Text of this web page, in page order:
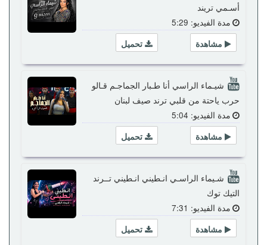
أسـمي تريند
مدة الفيديو: 5:29
تحميل
مشاهدة
شيـماء الراسي أنا طـبار الجماجـم قـالو
حرب ياحتة من قلبي ترند صيف لبنان
مدة الفيديو: 5:04
تحميل
مشاهدة
شـيماء الراسـي انـطيني انـطيني تــرند
التيك توك
مدة الفيديو: 7:31
تحميل
مشاهدة